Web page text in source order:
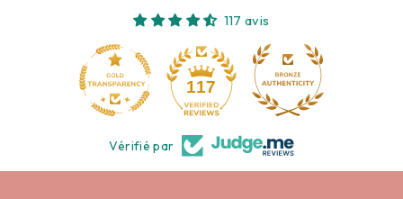
117 avis
117
Vérifié par